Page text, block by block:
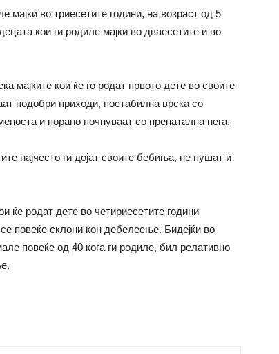
мајки во триесетите години, на возраст од 5
кои ги родиле мајки во дваесетите и во
мајките кои ќе го родат првото дете во своите
подобри приходи, постабилна врска со
и порано почнуваат со пренатална нега.
најчесто ги дојат своите бебиња, не пушат и
ќе родат дете во четириесетите години
повеќе склони кон дебелеење. Бидејќи во
повеќе од 40 кога ги родиле, бил релативно